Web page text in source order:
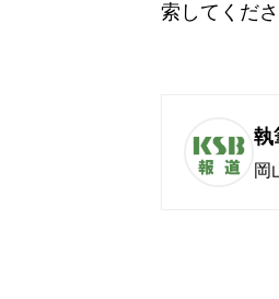
索してくださ
執
岡